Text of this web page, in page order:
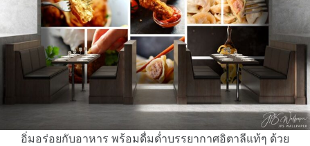
อิ่มอร่อยกับอาหาร พร้อมดื่มด่ำบรรยากาศอิตาลีแท้ๆ ด้วย